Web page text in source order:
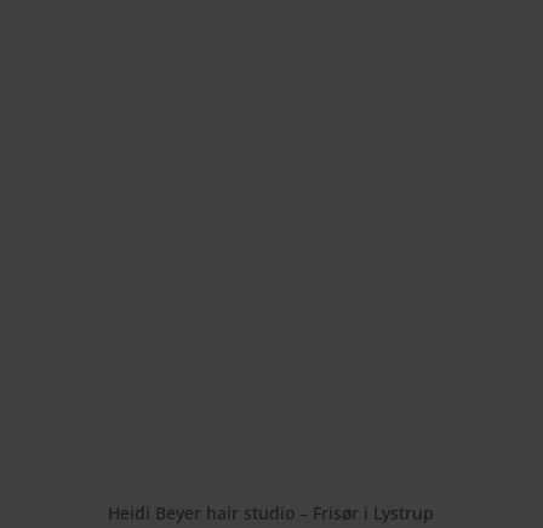
Heidi Beyer hair studio – Frisør i Lystrup